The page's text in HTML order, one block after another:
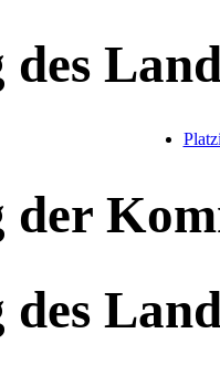
der